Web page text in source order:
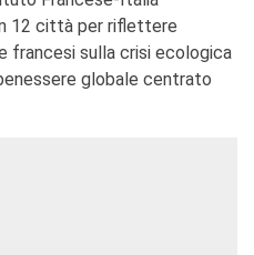
e di
12 città per riflettere
francesi sulla crisi ecologica
globale centrato